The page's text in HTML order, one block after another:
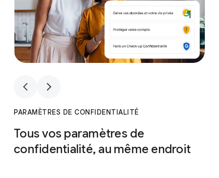
PARAMÈTRES DE CONFIDENTIALITÉ
Tous vos paramètres de
confidentialité, au même endroit